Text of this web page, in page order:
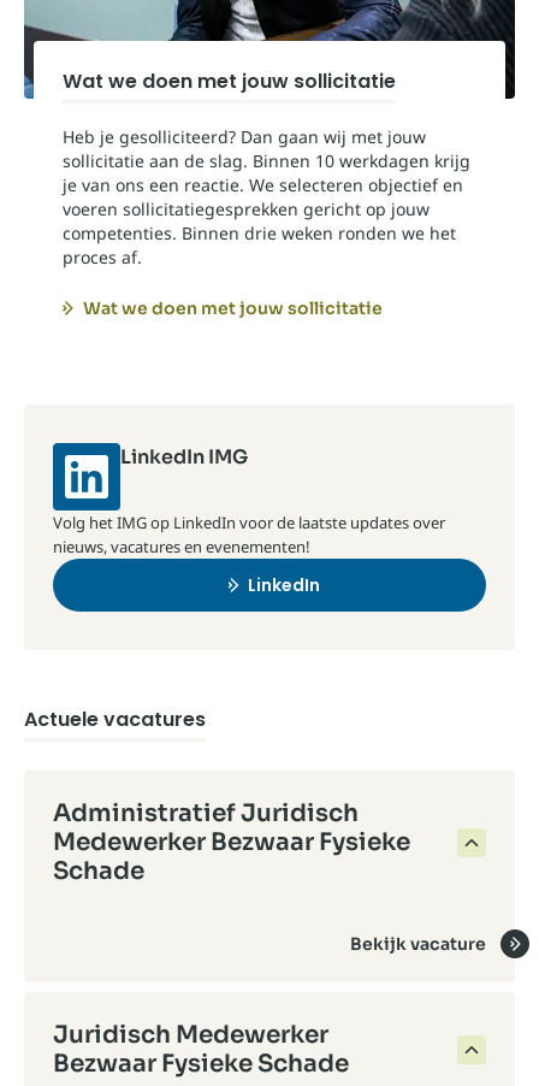
Wat we doen met jouw sollicitatie
Heb je gesolliciteerd? Dan gaan wij met jouw
sollicitatie aan de slag. Binnen 10 werkdagen krijg
je van ons een reactie. We selecteren objectief en
voeren sollicitatiegesprekken gericht op jouw
competenties. Binnen drie weken ronden we het
proces af.
Wat we doen met jouw sollicitatie
LinkedIn IMG
Volg het IMG op LinkedIn voor de laatste updates over
nieuws, vacatures en evenementen!
LinkedIn
Actuele vacatures
Administratief Juridisch
Medewerker Bezwaar Fysieke
Schade
Bekijk vacature
Juridisch Medewerker
Bezwaar Fysieke Schade